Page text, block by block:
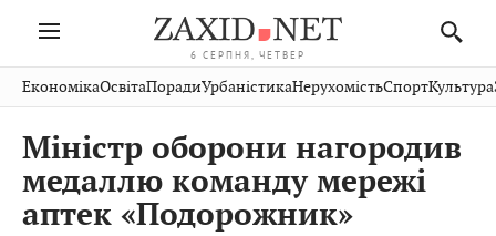
6 СЕРПНЯ, ЧЕТВЕР
Івано-
Франківськ
Тернопіль
Волинь
Закарпаття
Рівне
Чернівці
Шептицький
Стрий
Хмельницький
Вінниця
Публікації
Авто СловкоКультура
Кіно Дім СпортКраєзнавство
Фото
ОсвітаНерухомість
Домашні
ЕкономікаОсвітаПорадиУрбаністикаНерухомістьСпортКультура
Міністр оборони нагородив
медаллю команду мережі
аптек «Подорожник»